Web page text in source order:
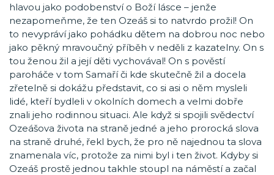
hlavou jako podobenství o Boží lásce – jenže
nezapomeňme, že ten Ozeáš si to natvrdo prožil! On
to nevypráví jako pohádku dětem na dobrou noc nebo
jako pěkný mravoučný příběh v neděli z kazatelny. On s
tou ženou žil a její děti vychovával! On s pověstí
paroháče v tom Samaří či kde skutečně žil a docela
zřetelně si dokážu představit, co si asi o něm mysleli
lidé, kteří bydleli v okolních domech a velmi dobře
znali jeho rodinnou situaci. Ale když si spojili svědectví
Ozeášova života na straně jedné a jeho prorocká slova
na straně druhé, řekl bych, že pro ně najednou ta slova
znamenala víc, protože za nimi byl i ten život. Kdyby si
Ozeáš prostě jednou takhle stoupl na náměstí a začal